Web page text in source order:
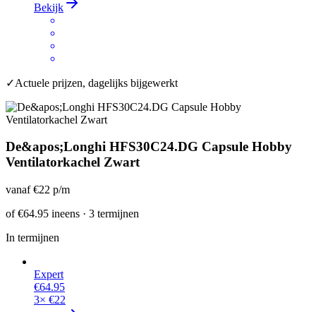
Bekijk
✓Actuele prijzen, dagelijks bijgewerkt
De&apos;Longhi HFS30C24.DG Capsule Hobby
Ventilatorkachel Zwart
vanaf€22 p/m
of€64.95 ineens · 3 termijnen
In termijnen
Expert
€64.95
3× €22